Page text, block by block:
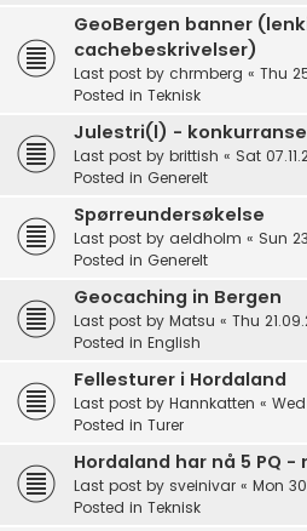
GeoBergen banner
cachebeskrivelser)
Last post by chrmberg « Thu
Posted in Teknisk
Julestri(l) - konkurranse
Last post by brittish « Sat
Posted in Generelt
Spørreundersøkelse
Last post by aeldholm « Sun
Posted in Generelt
Geocaching in Bergen
Last post by Matsu « Thu
Posted in English
Fellesturer i Hordaland
Last post by Hannkatten « Wed
Posted in Turer
Hordaland har nå 5 PQ
Last post by sveinivar « Mon
Posted in Teknisk